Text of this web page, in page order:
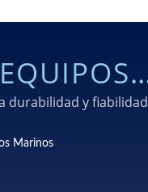
durabilidad y fiabilidad
Marinos